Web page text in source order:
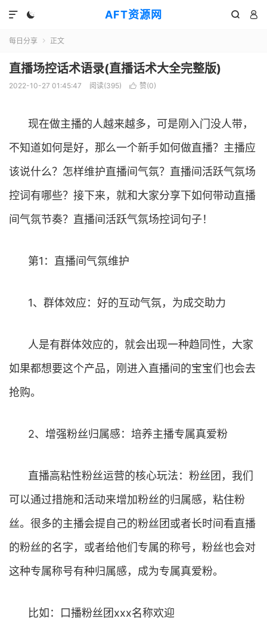
AFT资源网
  

每日分享  正文
直播场控话术语录(直播话术大全完整版)
2022-10-27 01:45:47 阅读(395)  赞(0)
现在做主播的人越来越多，可是刚入门没人带，
不知道如何是好，那么一个新手如何做直播？主播应
该说什么？怎样维护直播间气氛？直播间活跃气氛场
控词有哪些？接下来，就和大家分享下如何带动直播
间气氛节奏？直播间活跃气氛场控词句子！
第1：直播间气氛维护
1、群体效应：好的互动气氛，为成交助力
人是有群体效应的，就会出现一种趋同性，大家
如果都想要这个产品，刚进入直播间的宝宝们也会去
抢购。
2、增强粉丝归属感：培养主播专属真爱粉
直播高粘性粉丝运营的核心玩法：粉丝团，我们
可以通过措施和活动来增加粉丝的归属感，粘住粉
丝。很多的主播会提自己的粉丝团或者长时间看直播
的粉丝的名字，或者给他们专属的称号，粉丝也会对
这种专属称号有种归属感，成为专属真爱粉。
比如：口播粉丝团xxx名称欢迎